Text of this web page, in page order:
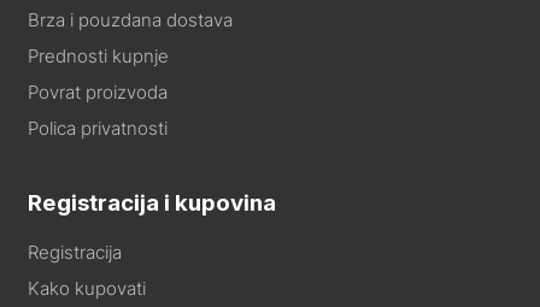
Brza i pouzdana dostava
Prednosti kupnje
Povrat proizvoda
Polica privatnosti
Registracija i kupovina
Registracija
Kako kupovati